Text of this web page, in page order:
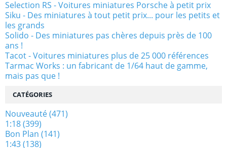
Selection RS - Voitures miniatures Porsche à petit prix
Siku - Des miniatures à tout petit prix... pour les petits et
les grands
Solido - Des miniatures pas chères depuis près de 100
ans !
Tacot - Voitures miniatures plus de 25 000 références
Tarmac Works : un fabricant de 1/64 haut de gamme,
mais pas que !
CATÉGORIES
Nouveauté(471)
1:18(399)
Bon Plan (141)
1:43(138)